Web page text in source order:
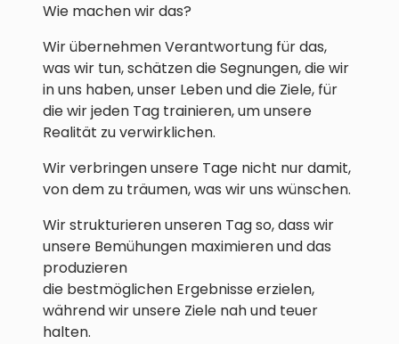
Wie machen wir das?
Wir übernehmen Verantwortung für das,
was wir tun, schätzen die Segnungen, die wir
in uns haben, unser Leben und die Ziele, für
die wir jeden Tag trainieren, um unsere
Realität zu verwirklichen.
Wir verbringen unsere Tage nicht nur damit,
von dem zu träumen, was wir uns wünschen.
Wir strukturieren unseren Tag so, dass wir
unsere Bemühungen maximieren und das
produzieren
die bestmöglichen Ergebnisse erzielen,
während wir unsere Ziele nah und teuer
halten.